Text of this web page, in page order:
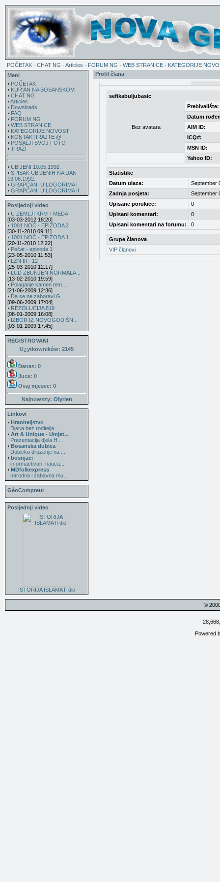
POČETAK · CHAT NG · Articles · FORUM NG · WEB STRANICE · KATEGORIJE
Meni
POČETAK
KUR'AN NA BOSANSKOM
CHAT NG
Articles
Downloads
FAQ
FORUM NG
WEB STRANICE
KATEGORIJE NOVOSTI
KONTAKTIRAJTE @
POŠALJI SVOJ FOTO
TRAŽI
UBIJENI 10.05.1992.
SPISAK UBIJENIH NA DAN
13.06.1992.
GRAPĆANI U LOGORIMA I
GRAPĆANI U LOGORIMA II
Posljednji video
U ZEMLJI KRVI I MEDA
[03-03-2012 18:20]
1001 NOĆ - EPIZODA 2
[30-11-2010 09:11]
1001 NOĆ - EPIZODA 1
[20-11-2010 12:22]
Pečat - epizoda 1
[23-05-2010 11:53]
LZN III - 12
[25-03-2010 12:17]
LUD ZBUNJEN NORMALA...
[13-02-2010 19:59]
Polaganje kamen tem...
[21-06-2009 12:36]
Da se ne zaboravi G...
[09-06-2009 17:04]
REZOLUCIJA 819
[08-01-2009 16:08]
IZBOR IZ NOVOGODIŠN...
[03-01-2009 17:45]
REGISTROVANI
U¿ytkowników: 2145
Danas: 0
Juce: 0
Ovaj mjesec: 0
Najnowszy: Olyrien
Linkovi
Hraniteljstvo
Djeca bez roditelja ...
Art & Unique - Umjet...
Prezentacija djela H...
Bosanska dubica
Dubicko druzenje na ...
bosnjaci
informactivan, nauca...
MDfolkexpress
narodna i zabavna mu...
GéoCompteur
Posljednji video
ISTORIJA ISLAMA II dio
Profil člana
sefikabuljubasic
Bez avatara
Prebivalište:
Datum
AIM ID:
ICQ#:
MSN ID:
Yahoo ID:
Statistike
Datum ulaza:
September
Zadnja posjeta:
September
Upisane porukice:
0
Upisani komentari:
0
Upisani komentari na forumu:
0
Grupe članova
VIP članovi
©
Powered